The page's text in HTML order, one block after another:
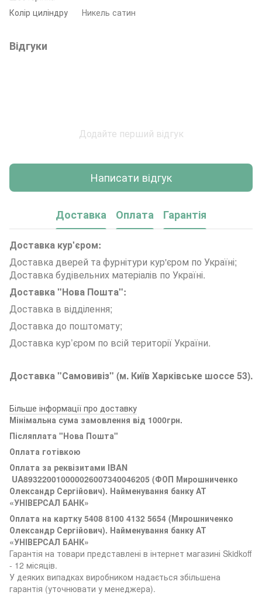
Колір циліндру
Никель сатин
Відгуки
Додайте перший відгук
Написати відгук
Доставка Оплата Гарантія
Доставка кур'єром:
Доставка дверей та фурнітури кур'єром по Україні;
Доставка будівельних матеріалів по Україні.
Доставка "Нова Пошта":
Доставка в відділення;
Доставка до поштомату;
Доставка кур’єром по всій території України.
Доставка "Самовивіз" (м. Київ Харківське шоссе 53).
Більше інформації про доставку
Мінімальна сума замовлення від 1000грн.
Післяплата "Нова Пошта"
Оплата готівкою
Оплата за реквізитами IBAN
UA893220010000026007340046205 (ФОП Мирошниченко
Олександр Сергійович). Найменування банку АТ
«УНІВЕРСАЛ БАНК»
Оплата на картку 5408 8100 4132 5654 (Мирошниченко
Олександр Сергійович). Найменування банку АТ
«УНІВЕРСАЛ БАНК»
Гарантія на товари представлені в інтернет магазині Skidkoff
- 12 місяців.
У деяких випадках виробником надається збільшена
гарантія (уточнювати у менеджера).